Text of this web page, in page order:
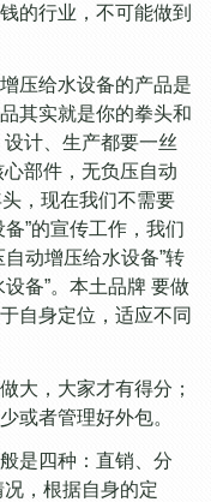
的行业，不可能做到
压给水设备的产品是
其实就是你的拳头和
计、生产都要一丝
部件，无负压自动
，现在我们不需要
”的宣传工作，我们
动增压给水设备”转
备”。本土品牌 要做
自身定位，适应不同
大，大家才有得分；
或者管理好外包。
是四种：直销、分
，根据自身的定